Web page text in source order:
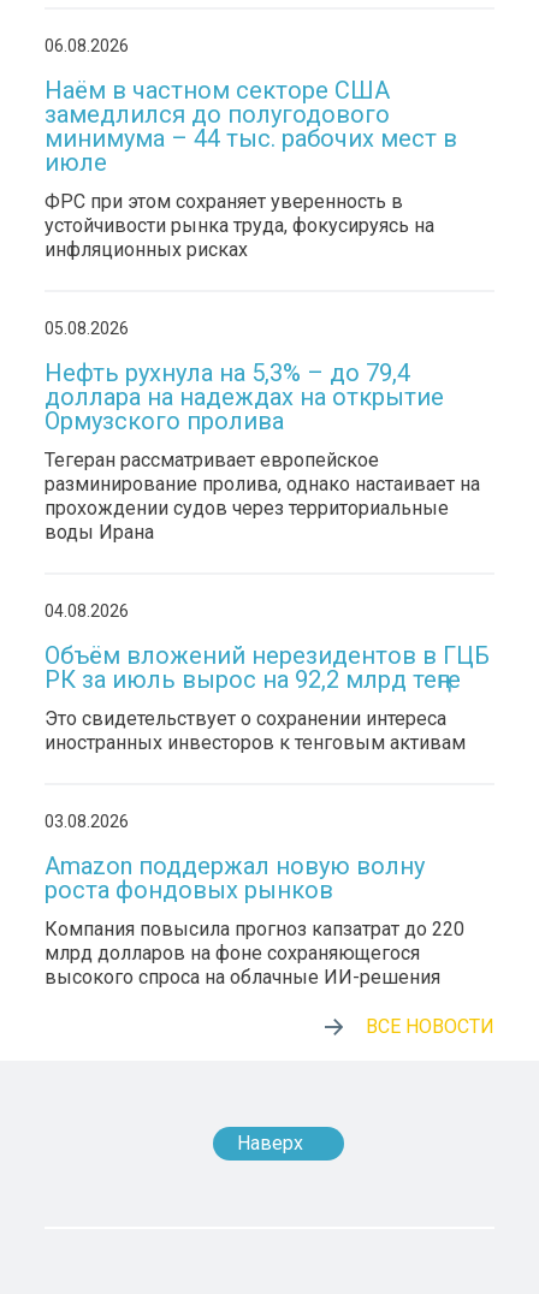
06.08.2026
Наём в частном секторе США
замедлился до полугодового
минимума – 44 тыс. рабочих мест в
июле
ФРС при этом сохраняет уверенность в
устойчивости рынка труда, фокусируясь на
инфляционных рисках
05.08.2026
Нефть рухнула на 5,3% – до 79,4
доллара на надеждах на открытие
Ормузского пролива
Тегеран рассматривает европейское
разминирование пролива, однако настаивает на
прохождении судов через территориальные
воды Ирана
04.08.2026
Объём вложений нерезидентов в ГЦБ
РК за июль вырос на 92,2 млрд теңге
Это свидетельствует о сохранении интереса
иностранных инвесторов к тенговым активам
03.08.2026
Amazon поддержал новую волну
роста фондовых рынков
Компания повысила прогноз капзатрат до 220
млрд долларов на фоне сохраняющегося
высокого спроса на облачные ИИ-решения
ВСЕ НОВОСТИ
Наверх